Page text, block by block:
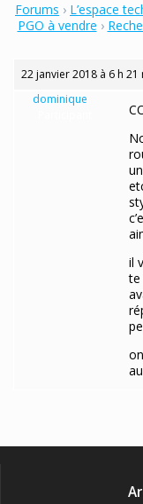
Forums › L’espace
PGO à vendre ›
22 janvier 2018 à 6 h 21
dominique
il
te